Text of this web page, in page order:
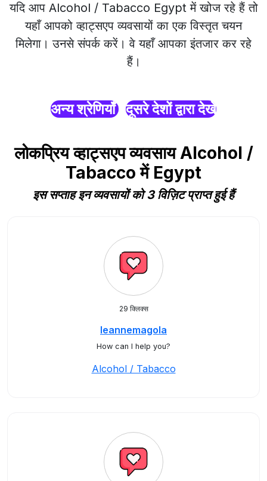
यदि आप Alcohol / Tabacco Egypt में खोज रहे हैं तो
यहाँ आपको व्हाट्सएप व्यवसायों का एक विस्तृत चयन
मिलेगा। उनसे संपर्क करें। वे यहाँ आपका इंतजार कर रहे
हैं।
अन्य श्रेणियाँ दूसरे देशों द्वारा देखें
लोकप्रिय व्हाट्सएप व्यवसाय Alcohol /
Tabacco में Egypt
इस सप्ताह इन व्यवसायों को 3 विज़िट प्राप्त हुई हैं
29 क्लिक्स
leannemagola
How can I help you?
Alcohol / Tabacco